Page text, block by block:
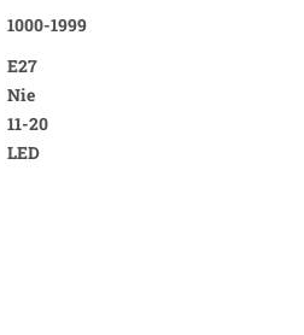
1000-1999
E27
Nie
11-20
LED